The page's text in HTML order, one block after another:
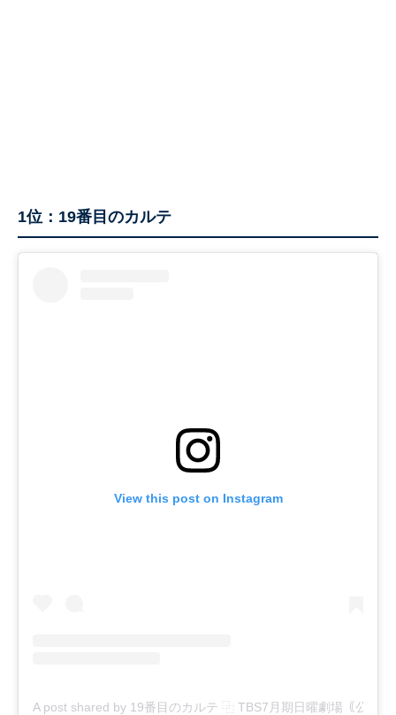
1位：19番目のカルテ
View this post on Instagram
A post shared by 19番目のカルテ ⿻ TBS7月期日曜劇場｟公式